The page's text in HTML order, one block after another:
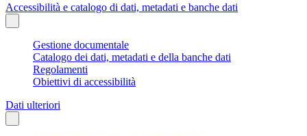
Accessibilità e catalogo di dati, metadati e banche dati
Gestione documentale
Catalogo dei dati, metadati e della banche dati
Regolamenti
Obiettivi di accessibilità
Dati ulteriori